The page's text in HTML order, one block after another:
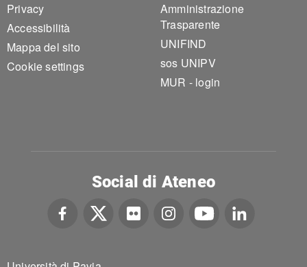
Privacy
Accessibilità
Mappa del sito
Cookie settings
Amministrazione
Trasparente
UNIFIND
sos UNIPV
MUR - login
Social di Ateneo